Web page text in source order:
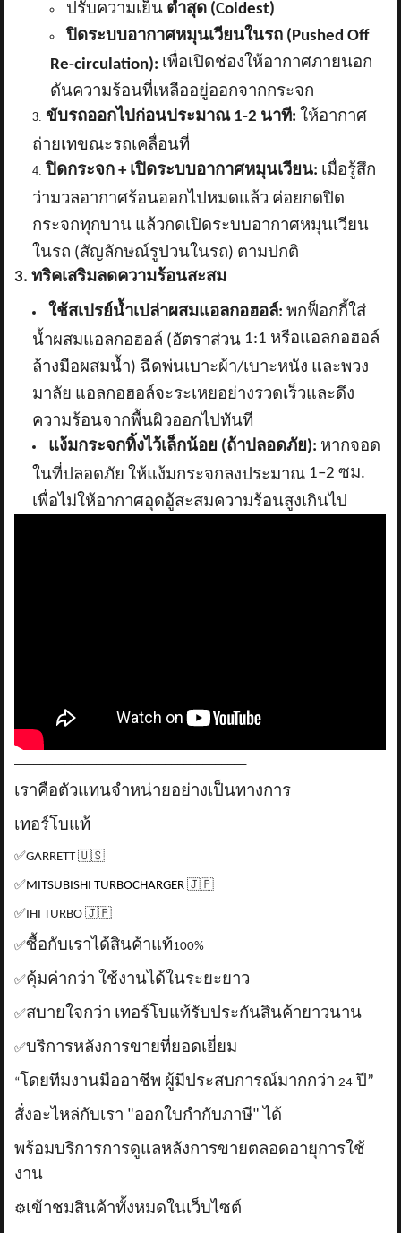
ปรับความเย็น ต่ำสุด (Coldest)
ปิดระบบอากาศหมุนเวียนในรถ (Pushed Off
Re-circulation): เพื่อเปิดช่องให้อากาศภายนอก
ดันความร้อนที่เหลืออยู่ออกจากกระจก
ขับรถออกไปก่อนประมาณ 1-2 นาที: ให้อากาศ
ถ่ายเทขณะรถเคลื่อนที่
ปิดกระจก + เปิดระบบอากาศหมุนเวียน: เมื่อรู้สึก
ว่ามวลอากาศร้อนออกไปหมดแล้ว ค่อยกดปิด
กระจกทุกบาน แล้วกดเปิดระบบอากาศหมุนเวียน
ในรถ (สัญลักษณ์รูปวนในรถ) ตามปกติ
3. ทริคเสริมลดความร้อนสะสม
ใช้สเปรย์น้ำเปล่าผสมแอลกอฮอล์: พกฟ็อกกี้ใส่
น้ำผสมแอลกอฮอล์ (อัตราส่วน 1:1 หรือแอลกอฮอล์
ล้างมือผสมน้ำ) ฉีดพ่นเบาะผ้า/เบาะหนัง และพวง
มาลัย แอลกอฮอล์จะระเหยอย่างรวดเร็วและดึง
ความร้อนจากพื้นผิวออกไปทันที
แง้มกระจกทิ้งไว้เล็กน้อย (ถ้าปลอดภัย): หากจอด
ในที่ปลอดภัย ให้แง้มกระจกลงประมาณ 1–2 ซม.
เพื่อไม่ให้อากาศอุดอู้สะสมความร้อนสูงเกินไป
เราคือตัวแทนจำหน่ายอย่างเป็นทางการ
เทอร์โบแท้
✅GARRETT🇺🇸
✅ MITSUBISHI TURBOCHARGER 🇯🇵
✅ IHI TURBO🇯🇵
✅ซื้อกับเราได้สินค้าแท้100%
✅คุ้มค่ากว่า ใช้งานได้ในระยะยาว
✅สบายใจกว่า เทอร์โบแท้รับประกันสินค้ายาวนาน
✅บริการหลังการขายที่ยอดเยี่ยม
“ โดยทีมงานมืออาชีพ ผู้มีประสบการณ์มากกว่า24 ปี”
สั่งอะไหล่กับเรา "ออกใบกำกับภาษี" ได้
พร้อมบริการการดูแลหลังการขายตลอดอายุการใช้
งาน
⚙️เข้าชมสินค้าทั้งหมดในเว็บไซต์